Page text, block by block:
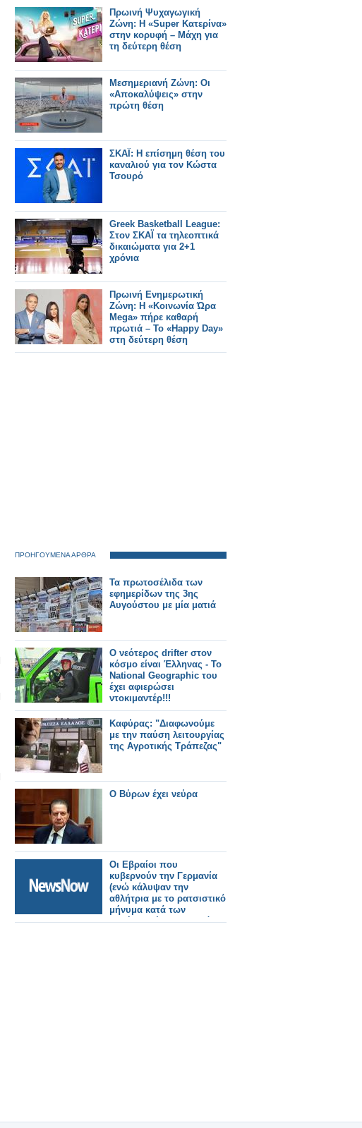
Πρωινή Ψυχαγωγική
Ζώνη: Η «Super Κατερίνα»
στην κορυφή – Μάχη για
τη δεύτερη θέση
Μεσημεριανή Ζώνη: Οι
«Αποκαλύψεις» στην
πρώτη θέση
ΣΚΑΪ: Η επίσημη θέση του
καναλιού για τον Κώστα
Τσουρό
Greek Basketball League:
Στον ΣΚΑΪ τα τηλεοπτικά
δικαιώματα για 2+1
χρόνια
Πρωινή Ενημερωτική
Ζώνη: Η «Κοινωνία Ώρα
Mega» πήρε καθαρή
πρωτιά – Το «Happy Day»
στη δεύτερη θέση
ΠΡΟΗΓΟΥΜΕΝΑ ΑΡΘΡΑ
Τα πρωτοσέλιδα των
εφημερίδων της 3ης
Αυγούστου με μία ματιά
Ο νεότερος drifter στον
κόσμο είναι Έλληνας - Το
National Geographic του
έχει αφιερώσει
ντοκιμαντέρ!!!
Καφύρας: "Διαφωνούμε
με την παύση λειτουργίας
της Αγροτικής Τράπεζας"
Ο Βύρων έχει νεύρα
Οι Εβραίοι που
κυβερνούν την Γερμανία
(ενώ κάλυψαν την
αθλήτρια με το ρατσιστικό
μήνυμα κατά των
Ελλήνων) έδιωξαν από